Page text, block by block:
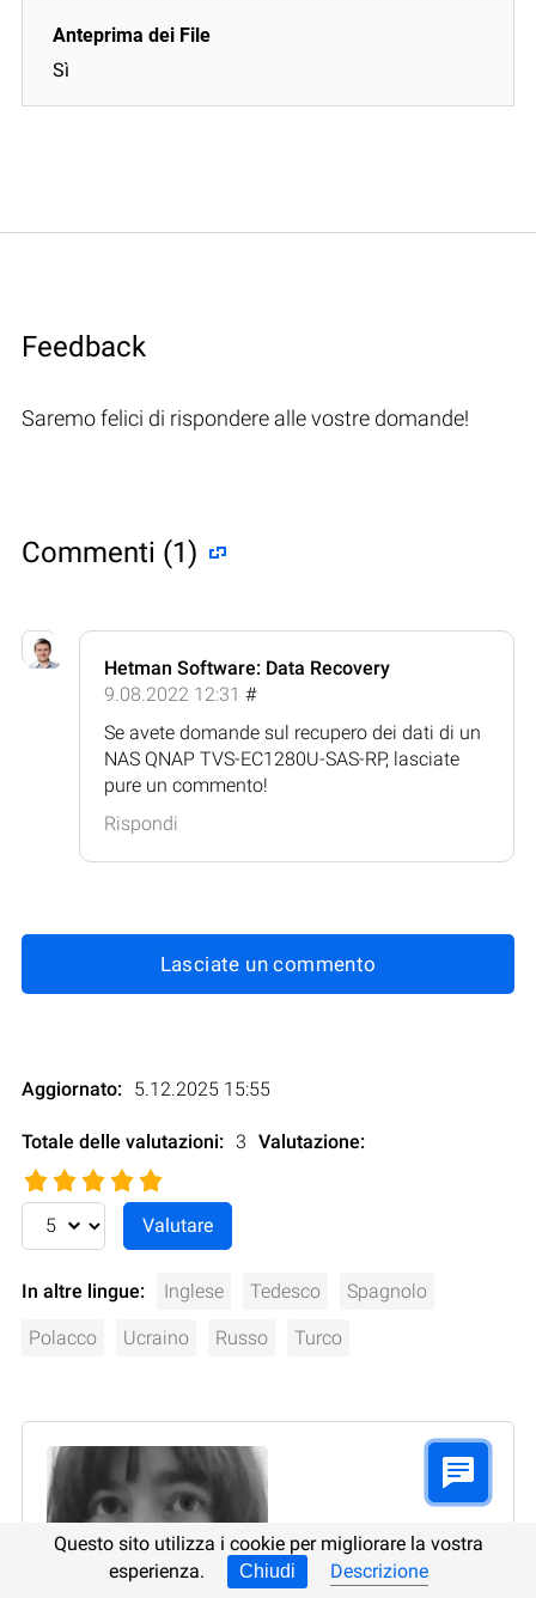
Sì
Feedback
Saremo felici di rispondere alle vostre domande!
Commenti (1)
Hetman Software: Data Recovery
9.08.2022 12:31 #
Se avete domande sul recupero dei dati di un
NAS QNAP TVS-EC1280U-SAS-RP, lasciate
pure un commento!
Rispondi
Lasciate un commento
Aggiornato: 5.12.2025 15:55
Totale delle valutazioni: 3 Valutazione:
In altre lingue: Inglese Tedesco Spagnolo
Polacco Ucraino Russo Turco
Questo sito utilizza i cookie per migliorare la vostra
esperienza.
Chiudi Descrizione